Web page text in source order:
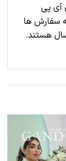
آی پی
سفارش ها
هستند.